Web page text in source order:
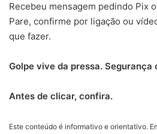
Recebeu mensagem pedindo Pix
Pare, confirme por ligação ou
que fazer.
Golpe vive da pressa. Segurança
Antes de clicar, confira.
Este conteúdo é informativo e orientativo.